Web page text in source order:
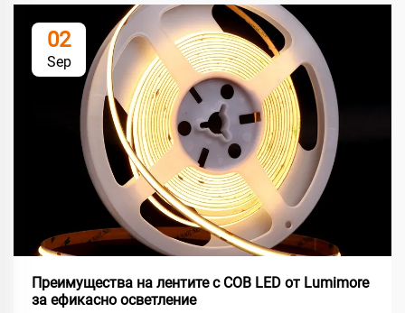
02
Sep
Преимущества на лентите с COB LED от Lumimore
за ефикасно осветление